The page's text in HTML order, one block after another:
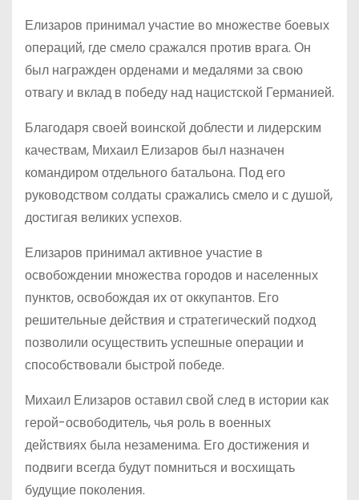
Елизаров принимал участие во множестве боевых
операций, где смело сражался против врага. Он
был награжден орденами и медалями за свою
отвагу и вклад в победу над нацистской Германией.
Благодаря своей воинской доблести и лидерским
качествам, Михаил Елизаров был назначен
командиром отдельного батальона. Под его
руководством солдаты сражались смело и с душой,
достигая великих успехов.
Елизаров принимал активное участие в
освобождении множества городов и населенных
пунктов, освобождая их от оккупантов. Его
решительные действия и стратегический подход
позволили осуществить успешные операции и
способствовали быстрой победе.
Михаил Елизаров оставил свой след в истории как
герой-освободитель, чья роль в военных
действиях была незаменима. Его достижения и
подвиги всегда будут помниться и восхищать
будущие поколения.